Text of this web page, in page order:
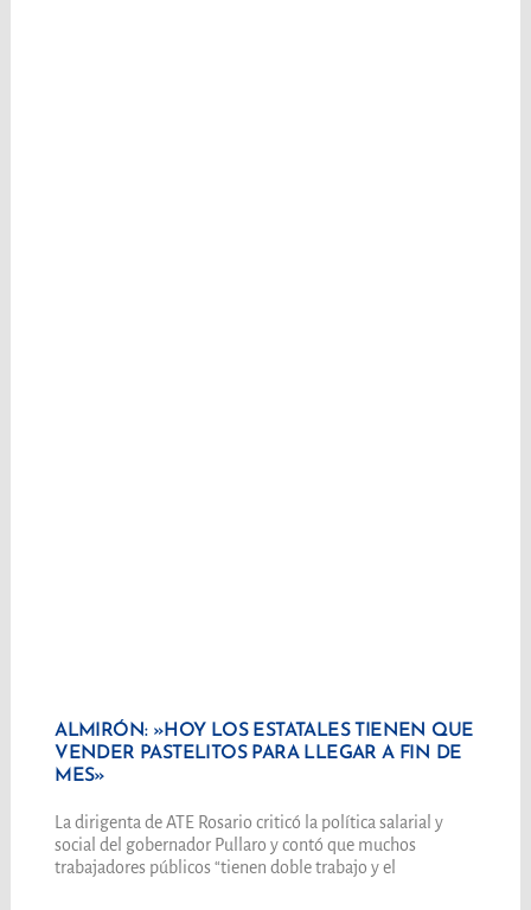
ALMIRÓN: »HOY LOS ESTATALES TIENEN QUE
VENDER PASTELITOS PARA LLEGAR A FIN DE
MES»
La dirigenta de ATE Rosario criticó la política salarial y
social del gobernador Pullaro y contó que muchos
trabajadores públicos “tienen doble trabajo y el